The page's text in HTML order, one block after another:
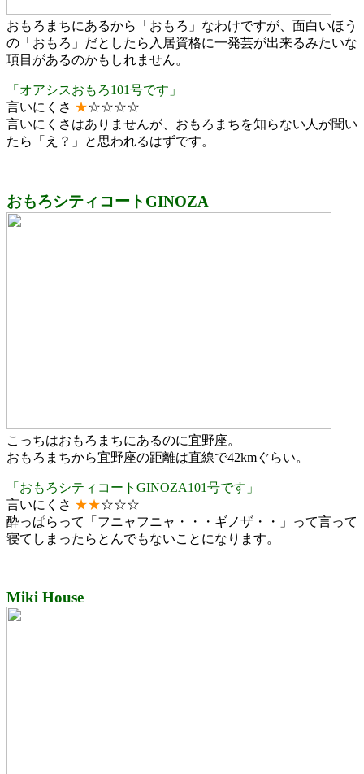
おもろまちにあるから「おもろ」なわけですが、面白いほう
の「おもろ」だとしたら入居資格に一発芸が出来るみたいな
項目があるのかもしれません。
「オアシスおもろ101号です」
言いにくさ ★☆☆☆☆
言いにくさはありませんが、おもろまちを知らない人が聞い
たら「え？」と思われるはずです。
おもろシティコートGINOZA
こっちはおもろまちにあるのに宜野座。
おもろまちから宜野座の距離は直線で42kmぐらい。
「おもろシティコートGINOZA101号です」
言いにくさ ★★☆☆☆
酔っぱらって「フニャフニャ・・・ギノザ・・」って言って
寝てしまったらとんでもないことになります。
Miki House